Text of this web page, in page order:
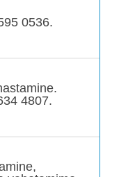
0536.
4807.